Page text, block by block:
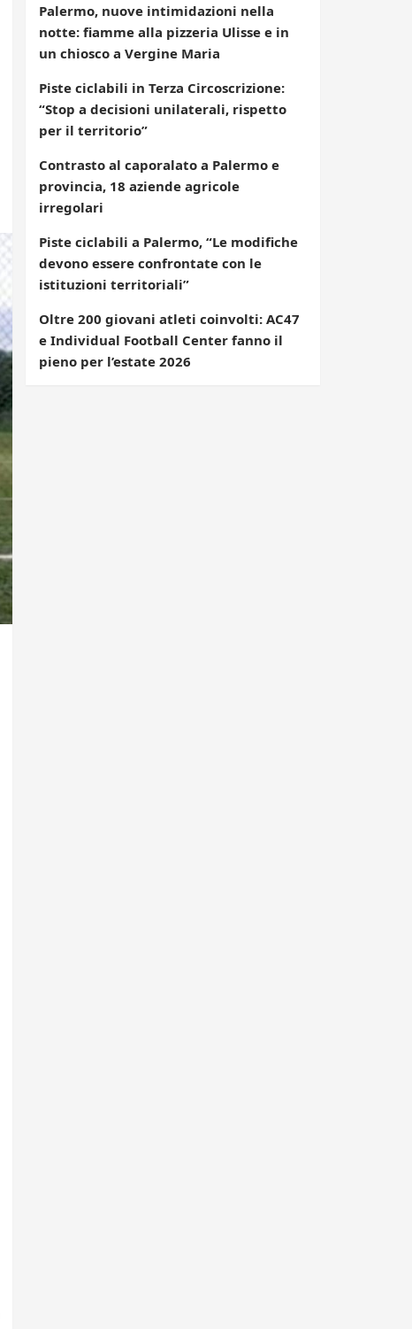
Palermo, nuove intimidazioni nella
notte: fiamme alla pizzeria Ulisse e in
un chiosco a Vergine Maria
Piste ciclabili in Terza Circoscrizione:
“Stop a decisioni unilaterali, rispetto
per il territorio”
Contrasto al caporalato a Palermo e
provincia, 18 aziende agricole
irregolari
Piste ciclabili a Palermo, “Le modifiche
devono essere confrontate con le
istituzioni territoriali”
Oltre 200 giovani atleti coinvolti: AC47
e Individual Football Center fanno il
pieno per l’estate 2026